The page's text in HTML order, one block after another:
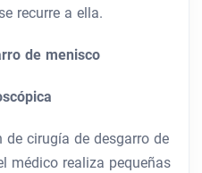
recurre a ella.
de menisco
cirugía de desgarro de
médico realiza pequeñas